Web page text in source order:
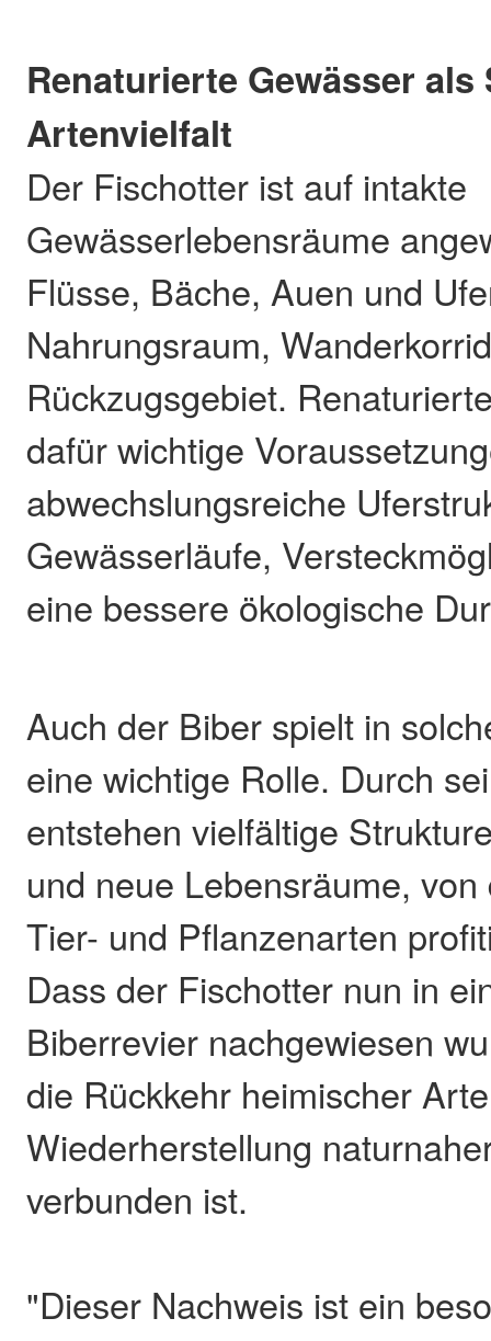
Renaturierte Gewässer
Artenvielfalt
Der Fischotter ist auf intakte
Gewässerlebensräume
Flüsse, Bäche, Auen und
Nahrungsraum,
Rückzugsgebiet.
dafür wichtige
abwechslungsreiche
Gewässerläufe,
eine bessere ökologische
Auch der Biber spielt in
eine wichtige Rolle. Durch
entstehen vielfältige
und neue Lebensräume,
Tier- und Pflanzenarten
Dass der Fischotter nun in
Biberrevier nachgewiesen
die Rückkehr heimischer
Wiederherstellung
verbunden ist.
"Dieser Nachweis ist ein